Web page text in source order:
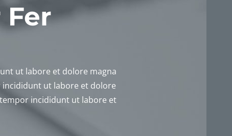
Fer
ut labore et dolore magna
ut labore et dolore
inci­did­unt ut labore et